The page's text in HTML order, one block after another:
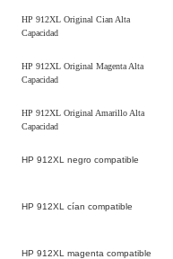
HP 912XL Original Cian Alta
Capacidad
HP 912XL Original Magenta Alta
Capacidad
HP 912XL Original Amarillo Alta
Capacidad
HP 912XL negro compatible
HP 912XL cían compatible
HP 912XL magenta compatible